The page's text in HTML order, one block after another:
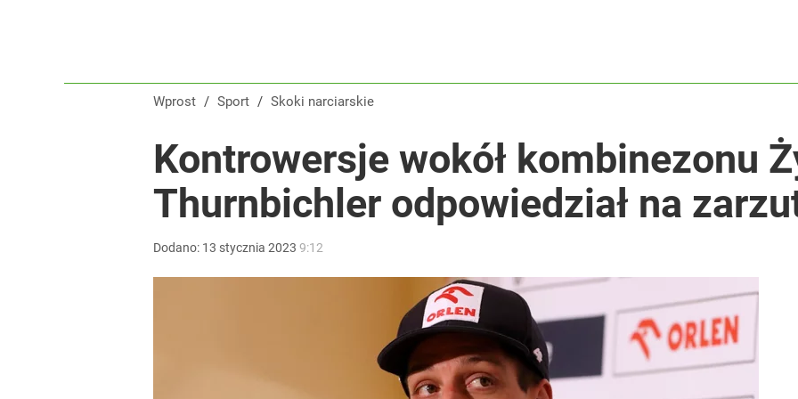
Wprost / Sport / Skoki narciarskie
Kontrowersje wokół kombinezonu
Thurnbichler odpowiedział na
Dodano: 13 stycznia 2023 9:12